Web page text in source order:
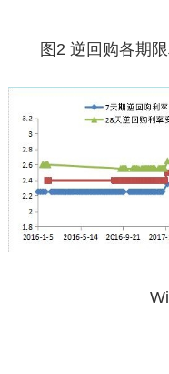
图2 逆回购各期